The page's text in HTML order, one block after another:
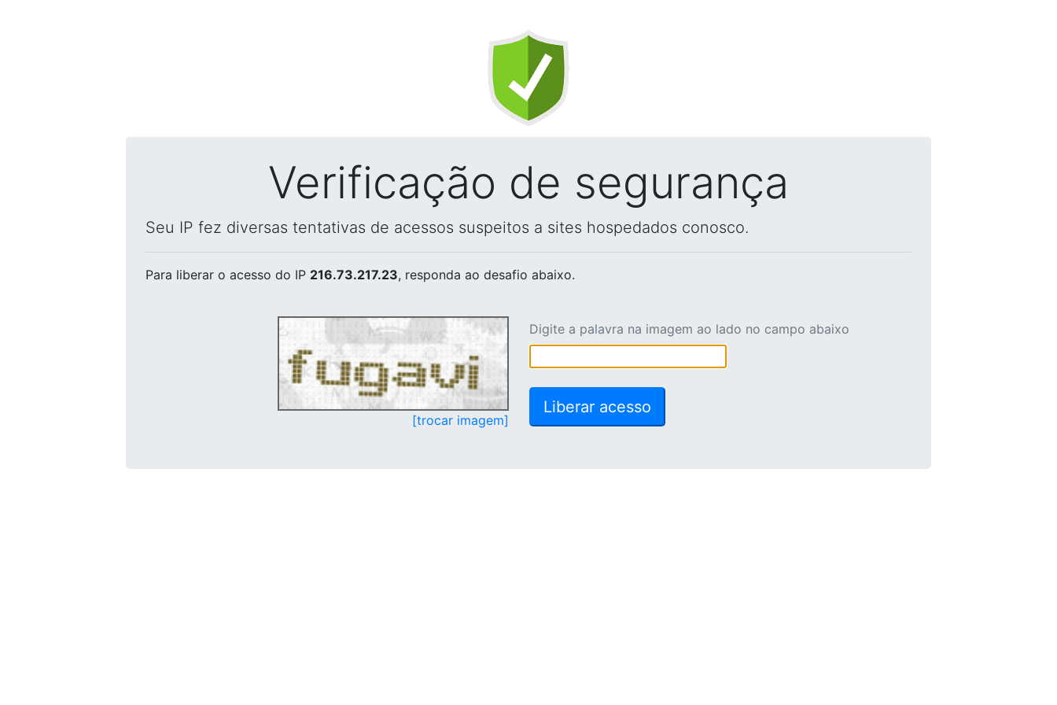
Verificação de segurança
Seu IP fez diversas tentativas de acessos suspeitos a sites hospedados conosco.
Para liberar o acesso do IP 216.73.217.23, responda ao desafio abaixo.
[trocar imagem]
Digite a palavra na imagem ao lado no campo abaixo